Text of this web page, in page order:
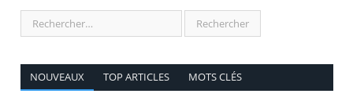
NOUVEAUX TOP ARTICLES MOTS CLÉS